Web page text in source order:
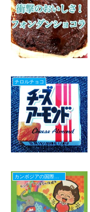
チロルチョコ
カンボジアの国際協力（ボランティア）